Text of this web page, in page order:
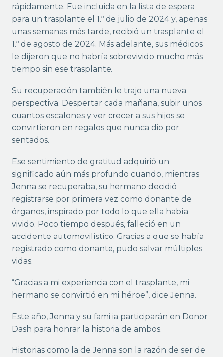
rápidamente. Fue incluida en la lista de espera
para un trasplante el 1.º de julio de 2024 y, apenas
unas semanas más tarde, recibió un trasplante el
1.º de agosto de 2024. Más adelante, sus médicos
le dijeron que no habría sobrevivido mucho más
tiempo sin ese trasplante.
Su recuperación también le trajo una nueva
perspectiva. Despertar cada mañana, subir unos
cuantos escalones y ver crecer a sus hijos se
convirtieron en regalos que nunca dio por
sentados.
Ese sentimiento de gratitud adquirió un
significado aún más profundo cuando, mientras
Jenna se recuperaba, su hermano decidió
registrarse por primera vez como donante de
órganos, inspirado por todo lo que ella había
vivido. Poco tiempo después, falleció en un
accidente automovilístico. Gracias a que se había
registrado como donante, pudo salvar múltiples
vidas.
“Gracias a mi experiencia con el trasplante, mi
hermano se convirtió en mi héroe”, dice Jenna.
Este año, Jenna y su familia participarán en Donor
Dash para honrar la historia de ambos.
Historias como la de Jenna son la razón de ser de